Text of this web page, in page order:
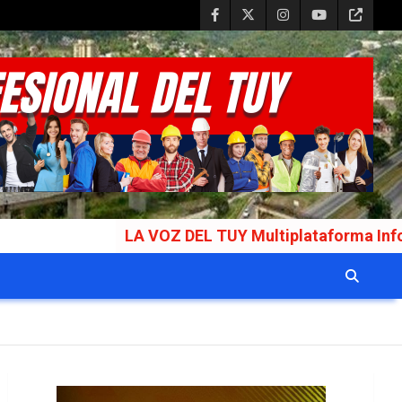
LA VOZ DEL TUY Multiplataforma Informativa